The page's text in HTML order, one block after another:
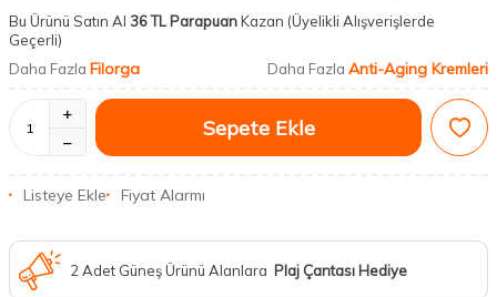
Bu Ürünü Satın Al 36 TL ParapuanKazan (Üyelikli Alışverişlerde
Geçerli)
Daha Fazla Filorga Daha Fazla Anti-Aging Kremleri
Sepete Ekle
Listeye Ekle Fiyat Alarmı
2 Adet Güneş Ürünü Alanlara Plaj Çantası Hediye